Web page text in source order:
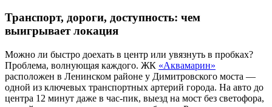
Транспорт, дороги, доступность: чем
выигрывает локация
Можно ли быстро доехать в центр или увязнуть в пробках?
Проблема, волнующая каждого. ЖК «Аквамарин»
расположен в Ленинском районе у Димитровского моста —
одной из ключевых транспортных артерий города. На авто до
центра 12 минут даже в час-пик, выезд на мост без светофора,